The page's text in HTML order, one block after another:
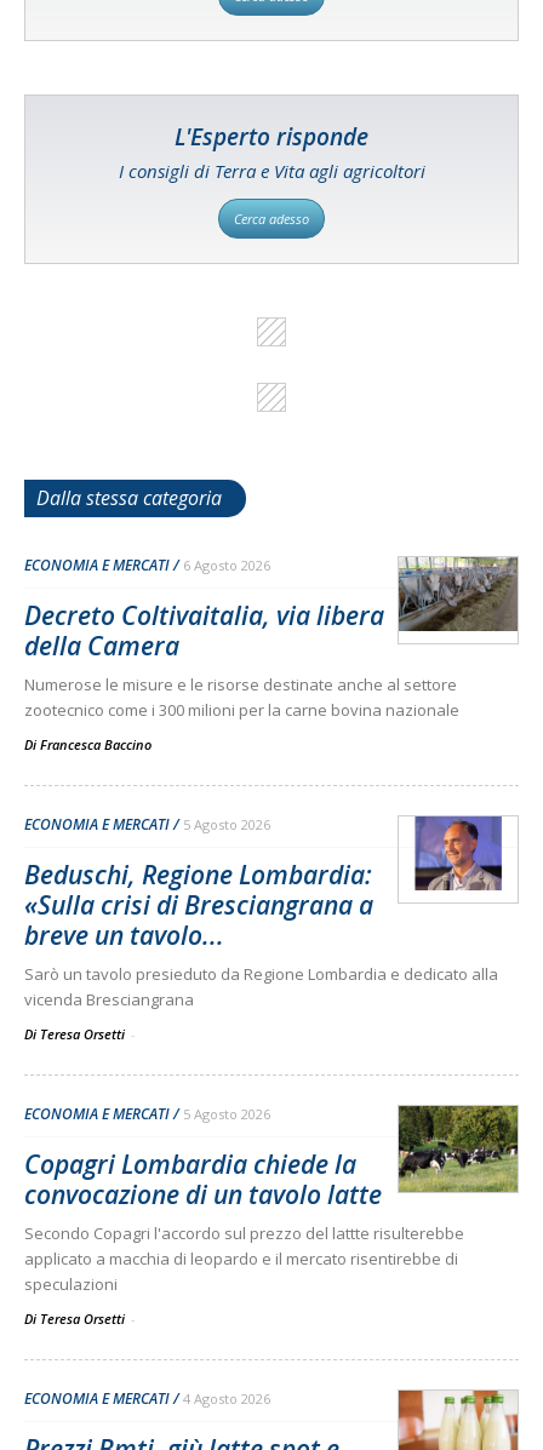
L'Esperto risponde
I consigli di Terra e Vita agli agricoltori
Cerca adesso
Dalla stessa categoria
ECONOMIA E MERCATI 6 Agosto 2026
Decreto Coltivaitalia, via libera
della Camera
Numerose le misure e le risorse destinate anche al settore
zootecnico come i 300 milioni per la carne bovina nazionale
Di Francesca Baccino
ECONOMIA E MERCATI 5 Agosto 2026
Beduschi, Regione Lombardia:
«Sulla crisi di Bresciangrana a
breve un tavolo...
Sarò un tavolo presieduto da Regione Lombardia e dedicato alla
vicenda Bresciangrana
Di Teresa Orsetti -
ECONOMIA E MERCATI 5 Agosto 2026
Copagri Lombardia chiede la
convocazione di un tavolo latte
Secondo Copagri l'accordo sul prezzo del lattte risulterebbe
applicato a macchia di leopardo e il mercato risentirebbe di
speculazioni
Di Teresa Orsetti -
ECONOMIA E MERCATI 4 Agosto 2026